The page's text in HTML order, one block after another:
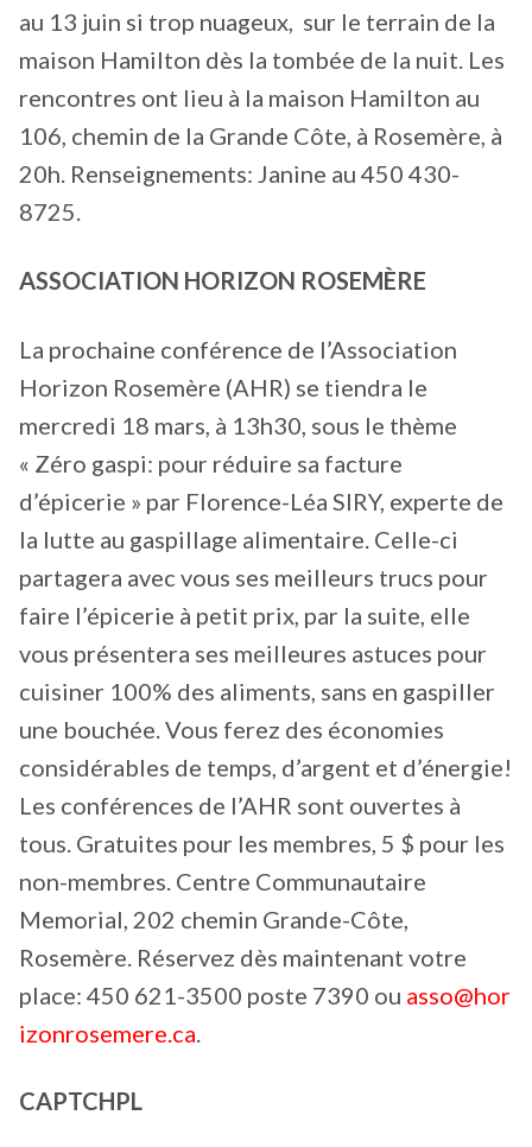
au 13 juin si trop nuageux, sur le terrain de la
maison Hamilton dès la tombée de la nuit. Les
rencontres ont lieu à la maison Hamilton au
106, chemin de la Grande Côte, à Rosemère, à
20h. Renseignements: Janine au 450 430-
8725.
ASSOCIATION HORIZON ROSEMÈRE
La prochaine conférence de l’Association
Horizon Rosemère (AHR) se tiendra le
mercredi 18 mars, à 13h30, sous le thème
« Zéro gaspi: pour réduire sa facture
d’épicerie » par Florence-Léa SIRY, experte de
la lutte au gaspillage alimentaire. Celle-ci
partagera avec vous ses meilleurs trucs pour
faire l’épicerie à petit prix, par la suite, elle
vous présentera ses meilleures astuces pour
cuisiner 100% des aliments, sans en gaspiller
une bouchée. Vous ferez des économies
considérables de temps, d’argent et d’énergie!
Les conférences de l’AHR sont ouvertes à
tous. Gratuites pour les membres, 5 $ pour les
non-membres. Centre Communautaire
Memorial, 202 chemin Grande-Côte,
Rosemère. Réservez dès maintenant votre
place: 450 621-3500 poste 7390 ou asso@hor
izonrosemere.ca
CAPTCHPL